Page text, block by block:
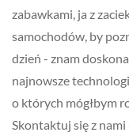
zabawkami, ja z
samochodów, by
dzień - znam
najnowsze
o których mógłbym
Skontaktuj się z nami